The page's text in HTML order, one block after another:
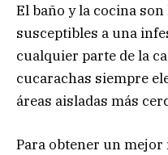
El baño y la cocina
susceptibles a una
cualquier parte de la
cucarachas siempre
áreas aisladas más
Para obtener un mejor